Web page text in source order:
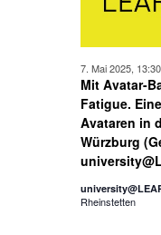
Mit Avatar-
Fatigue.
Avataren in
Würzburg
7. Mai 2025, 13:30
Rheinstetten